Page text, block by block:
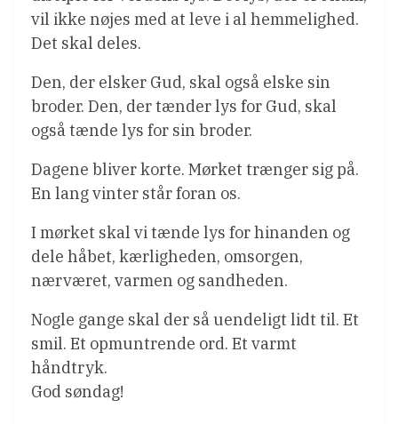
vil ikke nøjes med at leve i al hemmelighed.
Det skal deles.
Den, der elsker Gud, skal også elske sin
broder. Den, der tænder lys for Gud, skal
også tænde lys for sin broder.
Dagene bliver korte. Mørket trænger sig på.
En lang vinter står foran os.
I mørket skal vi tænde lys for hinanden og
dele håbet, kærligheden, omsorgen,
nærværet, varmen og sandheden.
Nogle gange skal der så uendeligt lidt til. Et
smil. Et opmuntrende ord. Et varmt
håndtryk.
God søndag!